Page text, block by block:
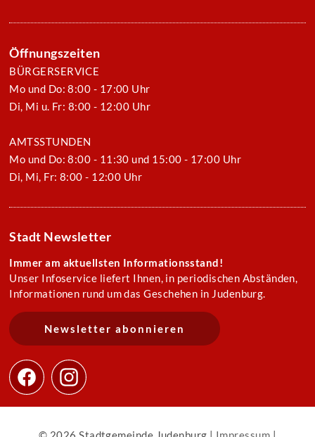
Öffnungszeiten
BÜRGERSERVICE
Mo und Do: 8:00 - 17:00 Uhr
Di, Mi u. Fr: 8:00 - 12:00 Uhr
AMTSSTUNDEN
Mo und Do: 8:00 - 11:30 und 15:00 - 17:00 Uhr
Di, Mi, Fr: 8:00 - 12:00 Uhr
Stadt Newsletter
Immer am aktuellsten Informationsstand!
Unser Infoservice liefert Ihnen, in periodischen Abständen,
Informationen rund um das Geschehen in Judenburg.
Newsletter abonnieren